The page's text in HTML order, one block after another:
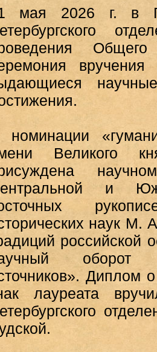
мая 2026 г. в
номинации
Великого
и
наук М.
российской
оборот
Диплом
лауреата